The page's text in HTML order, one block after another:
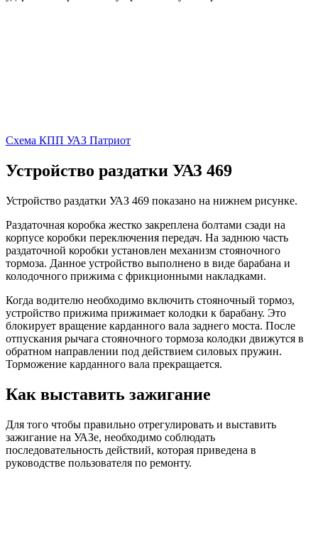
Схема КПП УАЗ Патриот
Устройство раздатки УАЗ 469
Устройство раздатки УАЗ 469 показано на нижнем рисунке.
Раздаточная коробка жестко закреплена болтами сзади на
корпусе коробки переключения передач. На заднюю часть
раздаточной коробки установлен механизм стояночного
тормоза. Данное устройство выполнено в виде барабана и
колодочного прижима с фрикционными накладками.
Когда водителю необходимо включить стояночный тормоз,
устройство прижима прижимает колодки к барабану. Это
блокирует вращение карданного вала заднего моста. После
отпускания рычага стояночного тормоза колодки движутся в
обратном направлении под действием силовых пружин.
Торможение карданного вала прекращается.
Как выставить зажигание
Для того чтобы правильно отрегулировать и выставить
зажигание на УАЗе, необходимо соблюдать
последовательность действий, которая приведена в
руководстве пользователя по ремонту.